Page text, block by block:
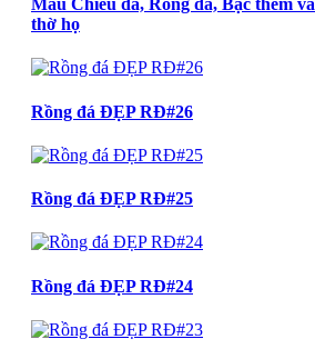
Mẫu Chiếu đá, Rồng đá, Bậc thềm
thờ họ
Rồng đá ĐẸP RĐ#26
Rồng đá ĐẸP RĐ#25
Rồng đá ĐẸP RĐ#24